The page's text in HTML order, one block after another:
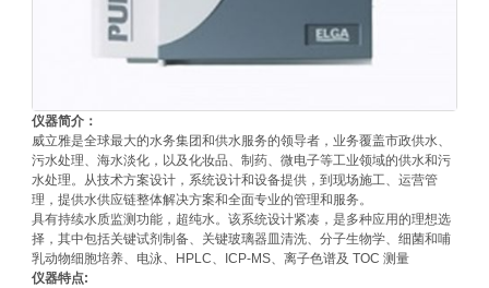
仪器简介：
威立雅是全球最大的水务集团和供水服务的领导者，业务覆盖市政供水、
污水处理、海水淡化，以及化妆品、制药、微电子等工业领域的供水和污
水处理。从技术方案设计，系统设计和设备提供，到现场施工、运营管
理，提供水供应链整体解决方案和全面专业的管理和服务。
具有持续水质监测功能，超纯水。该系统设计紧凑，是多种应用的理想选
择，其中包括关键试剂制备、关键玻璃器皿清洗、分子生物学、细菌和哺
乳动物细胞培养、电泳、HPLC、ICP-MS、离子色谱及 TOC 测量
仪器特点: